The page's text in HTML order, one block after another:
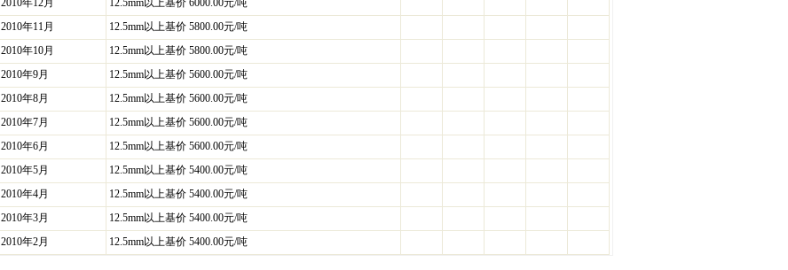
2010年12月
12.5mm以上基价 6000.00元/吨
2010年11月
12.5mm以上基价 5800.00元/吨
2010年10月
12.5mm以上基价 5800.00元/吨
2010年9月
12.5mm以上基价 5600.00元/吨
2010年8月
12.5mm以上基价 5600.00元/吨
2010年7月
12.5mm以上基价 5600.00元/吨
2010年6月
12.5mm以上基价 5600.00元/吨
2010年5月
12.5mm以上基价 5400.00元/吨
2010年4月
12.5mm以上基价 5400.00元/吨
2010年3月
12.5mm以上基价 5400.00元/吨
2010年2月
12.5mm以上基价 5400.00元/吨